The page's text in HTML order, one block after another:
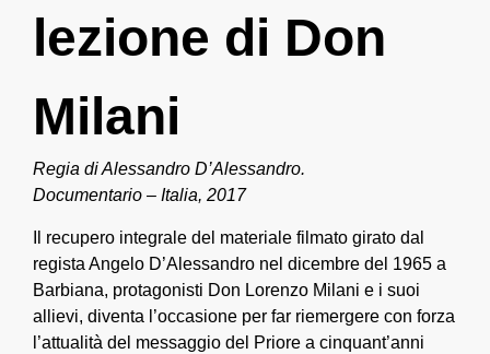
lezione di Don
Milani
Regia di Alessandro D’Alessandro.
Documentario – Italia, 2017
Il recupero integrale del materiale filmato girato dal
regista Angelo D’Alessandro nel dicembre del 1965 a
Barbiana, protagonisti Don Lorenzo Milani e i suoi
allievi, diventa l’occasione per far riemergere con forza
l’attualità del messaggio del Priore a cinquant’anni